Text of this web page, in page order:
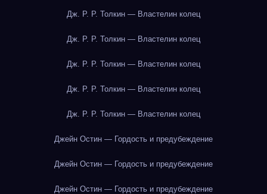
Дж. Р. Р. Толкин — Властелин колец
Дж. Р. Р. Толкин — Властелин колец
Дж. Р. Р. Толкин — Властелин колец
Дж. Р. Р. Толкин — Властелин колец
Дж. Р. Р. Толкин — Властелин колец
Джейн Остин — Гордость и предубеждение
Джейн Остин — Гордость и предубеждение
Джейн Остин — Гордость и предубеждение